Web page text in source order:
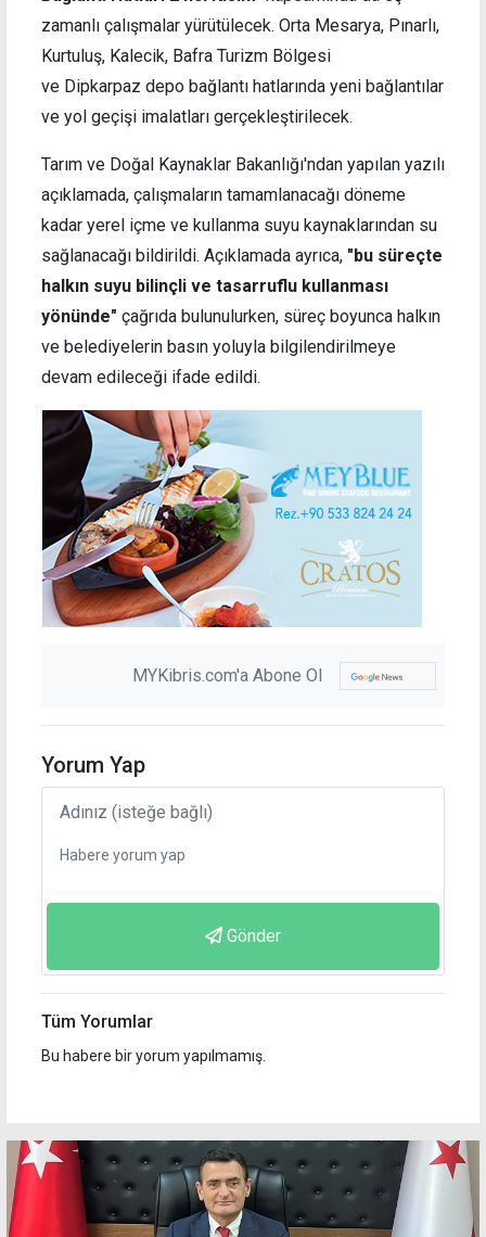
zamanlı çalışmalar yürütülecek. Orta Mesarya, Pınarlı,
Kurtuluş, Kalecik, Bafra Turizm Bölgesi
ve Dipkarpaz depo bağlantı hatlarında yeni bağlantılar
ve yol geçişi imalatları gerçekleştirilecek.
Tarım ve Doğal Kaynaklar Bakanlığı'ndan yapılan yazılı
açıklamada, çalışmaların tamamlanacağı döneme
kadar yerel içme ve kullanma suyu kaynaklarından su
sağlanacağı bildirildi. Açıklamada ayrıca, "bu süreçte
halkın suyu bilinçli ve tasarruflu kullanması
yönünde" çağrıda bulunulurken, süreç boyunca halkın
ve belediyelerin basın yoluyla bilgilendirilmeye
devam edileceği ifade edildi.
MYKibris.com'a Abone Ol
Yorum Yap
Gönder
Tüm Yorumlar
Bu habere bir yorum yapılmamış.